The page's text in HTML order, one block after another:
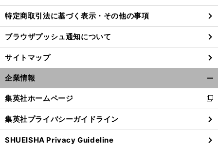
特定商取引法に基づく表示・その他の事項
ブラウザプッシュ通知について
サイトマップ
企業情報
閉
る
集英社ホームページ
新
し
い
ウ
ィ
集英社プライバシーガイドライン
SHUEISHA Privacy Guideline